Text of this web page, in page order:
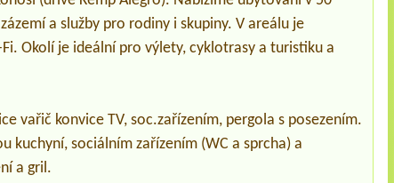
a služby pro rodiny i skupiny. V areálu je
Okolí je ideální pro výlety, cyklotrasy a turistiku a
vařič konvice TV, soc.zařízením, pergola s posezením.
kuchyní, sociálním zařízením (WC a sprcha) a
a gril.